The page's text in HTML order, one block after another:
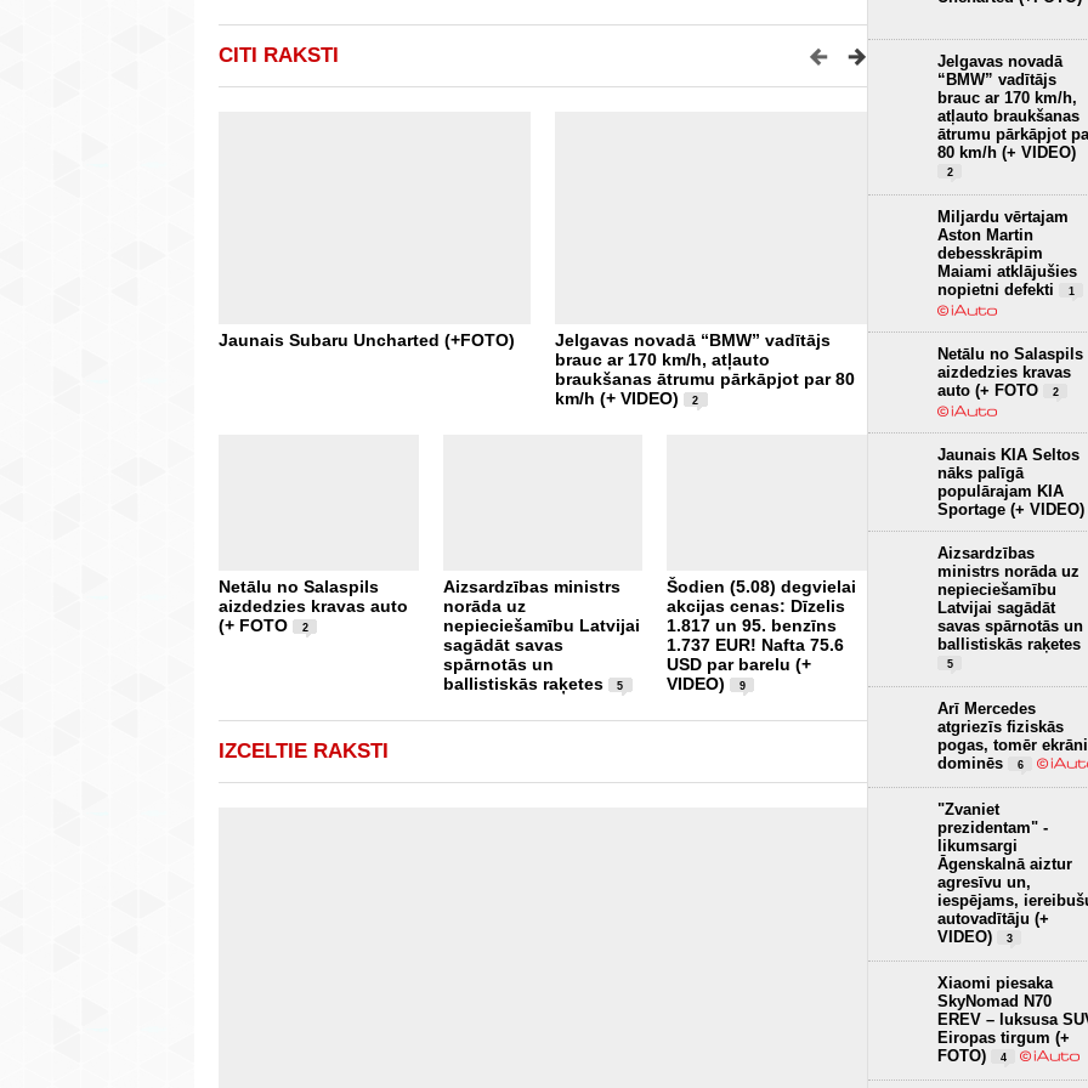
CITI RAKSTI
Jaunais Subaru Uncharted (+FOTO)
Jelgavas novadā “BMW” vadītājs
brauc ar 170 km/h, atļauto
braukšanas ātrumu pārkāpjot par 80
km/h (+ VIDEO)
2
Netālu no Salaspils
aizdedzies kravas auto
(+ FOTO
2
Aizsardzības ministrs
norāda uz
nepieciešamību Latvijai
sagādāt savas
spārnotās un
ballistiskās raķetes
5
Šodien (5.08) degvielai
akcijas cenas: Dīzelis
1.817 un 95. benzīns
1.737 EUR! Nafta 75.6
USD par barelu (+
VIDEO)
9
kļūdu skaits uz vienu
7
Šogad Valsts policijā
fiksēti pieci
disciplinārpārkāpumi
alkohola reibumā
1
IZCELTIE RAKSTI
Jelgavas novadā
“BMW” vadītājs
brauc ar 170 km/h,
atļauto braukšanas
ātrumu pārkāpjot
80 km/h (+ VIDEO)
2
Miljardu vērtajam
Aston Martin
debesskrāpim
Maiami atklājušies
nopietni defekti
1
Netālu no Salaspils
aizdedzies kravas
auto (+ FOTO
2
Jaunais KIA Seltos
nāks palīgā
populārajam KIA
Sportage (+ VIDEO)
Aizsardzības
ministrs norāda uz
nepieciešamību
Latvijai sagādāt
savas spārnotās un
ballistiskās raķetes
5
Arī Mercedes
atgriezīs fiziskās
pogas, tomēr ekrāni
dominēs
6
"Zvaniet
prezidentam" -
likumsargi
Āgenskalnā aiztur
agresīvu un,
iespējams,
autovadītāju (+
VIDEO)
3
Xiaomi piesaka
SkyNomad N70
EREV – luksusa
Eiropas tirgum (+
FOTO)
4